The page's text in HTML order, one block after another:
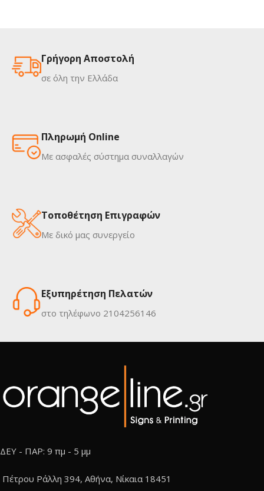
Γρήγορη Αποστολή
σε όλη την Ελλάδα
Πληρωμή Online
Με ασφαλές σύστημα συναλλαγών
Τοποθέτηση Επιγραφών
Με δικό μας συνεργείο
Εξυπηρέτηση Πελατών
στο τηλέφωνο 2104256146
ΔΕΥ - ΠΑΡ: 9 πμ - 5 μμ
Πέτρου Ράλλη 394, Αθήνα, Νίκαια 18451